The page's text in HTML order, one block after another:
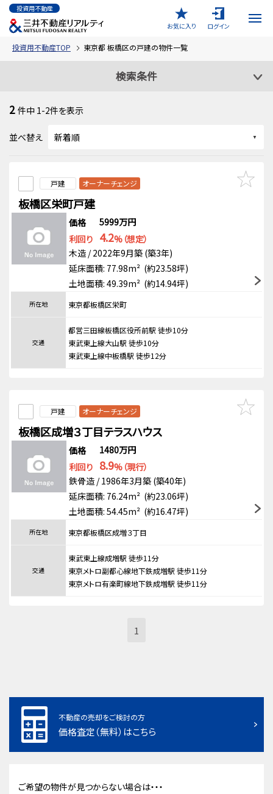
投資用不動産
お気に入り
ログイン
投資用不動産TOP 東京都 板橋区の戸建の物件一覧
検索条件
2 件中 1-2件を表示
並べ替え
戸建 オーナーチェンジ
板橋区栄町戸建
価格
5999万円
利回り 4.2%（想定）
木造 / 2022年9月築 (築3年)
延床面積: 77.98m² (約23.58坪)
土地面積: 49.39m² (約14.94坪)
所在地 東京都板橋区栄町
交通
都営三田線板橋区役所前駅 徒歩10分
東武東上線大山駅 徒歩10分
東武東上線中板橋駅 徒歩12分
戸建 オーナーチェンジ
板橋区成増３丁目テラスハウス
価格
1480万円
利回り 8.9%（現行）
鉄骨造 / 1986年3月築 (築40年)
延床面積: 76.24m² (約23.06坪)
土地面積: 54.45m² (約16.47坪)
所在地 東京都板橋区成増３丁目
交通
東武東上線成増駅 徒歩11分
東京メトロ副都心線地下鉄成増駅 徒歩11分
東京メトロ有楽町線地下鉄成増駅 徒歩11分
1
不動産の売却をご検討の方
価格査定（無料）はこちら
ご希望の物件が見つからない場合は・・・